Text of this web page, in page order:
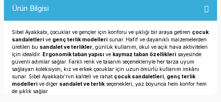
Ürün Bilgisi
Sibel Ayakkabı, çocuklar ve gençler için konforu ve şıklığı bir araya getiren çocuk
sandaletleri ve genç terlik modelleri sunar. Hafif ve dayanıklı malzemelerden
üretilen bu sandalet ve terlikler , günlük kullanım, okul ve açık hava aktiviteleri
için idealdir. Ergonomik taban yapısı ve kaymaz taban özellikleri sayesinde
güvenli adımlar sağlar. Farklı renk ve tasarım seçenekleriyle her tarza uyum
sağlayan koleksiyon, kız ve erkek çocuklar için uzun ömürlü kullanım imkânı
sunar. Sibel Ayakkabı’nın kaliteli ve rahat çocuk sandaletleri genç terlik
modelleri ve diğer sandalet ve terlik seçenekleri, yaz boyunca hem konfor hem
de şıklık sağlar